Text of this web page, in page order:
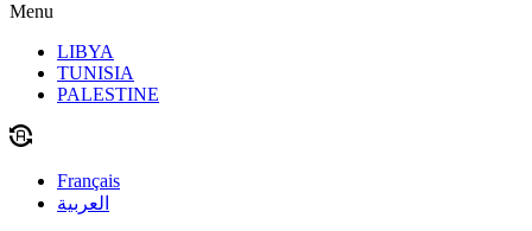
Menu
LIBYA
TUNISIA
PALESTINE
Français
العربية